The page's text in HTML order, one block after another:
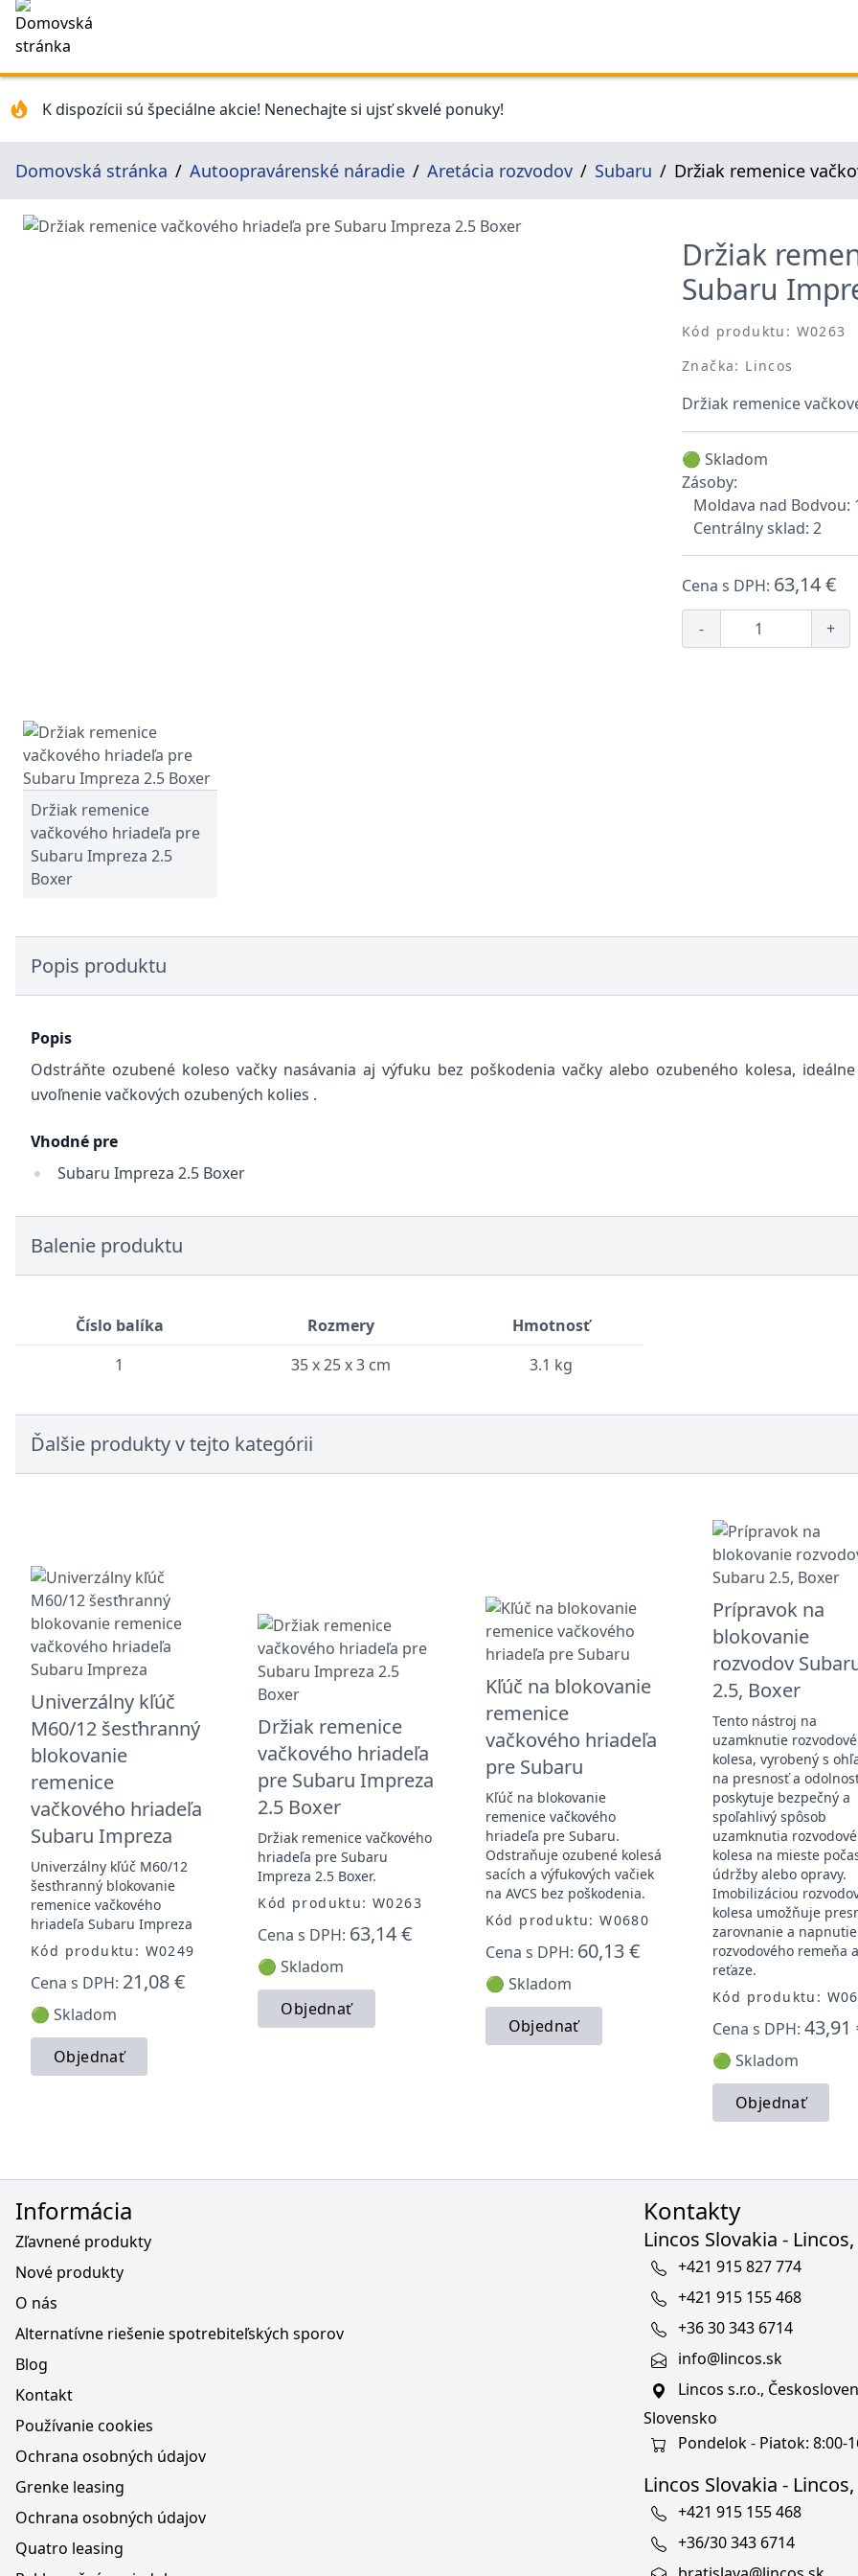
K dispozícii sú špeciálne akcie! Nenechajte si ujsť skvelé ponuky!
Domovská stránka Autoopravárenské náradie Aretácia rozvodov Subaru Držiak remenice
Držiak
Subaru
Kód produktu: W0263
Značka: Lincos
Držiak remenice
🟢 Skladom
Zásoby:
Moldava nad Bodvou:
Centrálny sklad: 2
Cena s DPH: 63,14 €
- +
Držiak remenice
vačkového hriadeľa pre
Subaru Impreza 2.5
Boxer
Popis produktu
Popis
Odstráňte ozubené koleso vačky nasávania aj výfuku bez poškodenia vačky alebo ozubeného kolesa,
uvoľnenie vačkových ozubených kolies .
Vhodné pre
Subaru Impreza 2.5 Boxer
Balenie produktu
Číslo balíka Rozmery
Hmotnosť
1
35 x 25 x 3 cm 3.1 kg
Ďalšie produkty v tejto kategórii
Univerzálny kľúč
M60/12 šesťhranný
blokovanie
remenice
vačkového hriadeľa
Subaru Impreza
Univerzálny kľúč M60/12
šesťhranný blokovanie
remenice vačkového
hriadeľa Subaru Impreza
Kód produktu: W0249
Cena s DPH: 21,08 €
🟢 Skladom
Objednať
Držiak remenice
vačkového hriadeľa
pre Subaru Impreza
2.5 Boxer
Držiak remenice vačkového
hriadeľa pre Subaru
Impreza 2.5 Boxer.
Kód produktu: W0263
Cena s DPH: 63,14 €
🟢 Skladom
Objednať
Kľúč na blokovanie
remenice
vačkového hriadeľa
pre Subaru
Kľúč na blokovanie
remenice vačkového
hriadeľa pre Subaru.
Odstraňuje ozubené kolesá
sacích a výfukových vačiek
na AVCS bez poškodenia.
Kód produktu: W0680
Cena s DPH: 60,13 €
🟢 Skladom
Objednať
Prípravok na
blokovanie
rozvodov
2.5, Boxer
Tento nástroj na
uzamknutie
kolesa, vyrobený s
na presnosť a
poskytuje bezpečný a
spoľahlivý spôsob
uzamknutia
kolesa na mieste
údržby alebo opravy.
Imobilizáciou
kolesa umožňuje
zarovnanie a napnutie
rozvodového remeňa
reťaze.
Kód produktu:
Cena s DPH: 43,91
🟢 Skladom
Objednať
Informácia
Zľavnené produkty
Nové produkty
O nás
Alternatívne riešenie spotrebiteľských sporov
Blog
Kontakt
Používanie cookies
Ochrana osobných údajov
Grenke leasing
Ochrana osobných údajov
Quatro leasing
Kontakty
Lincos Slovakia -
+421 915 827 774
+421 915 155 468
+36 30 343 6714
info@lincos.sk
Lincos s.r.o.,
Slovensko
Pondelok - Piatok: 8:00-
Lincos Slovakia -
+421 915 155 468
+36/30 343 6714